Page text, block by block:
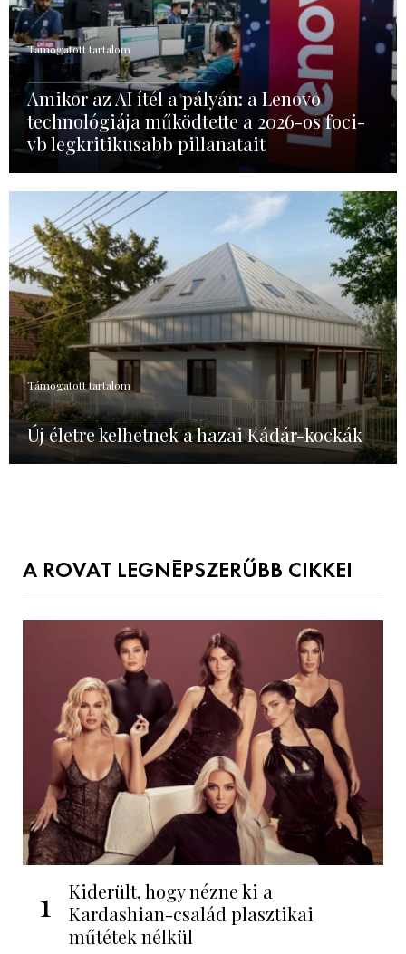
Támogatott tartalom
Amikor az AI ítél a pályán: a Lenovo
technológiája működtette a 2026-os foci-
vb legkritikusabb pillanatait
Támogatott tartalom
Új életre kelhetnek a hazai Kádár-kockák
A ROVAT LEGNÉPSZERŰBB CIKKEI
1
Kiderült, hogy nézne ki a
Kardashian-család plasztikai
műtétek nélkül